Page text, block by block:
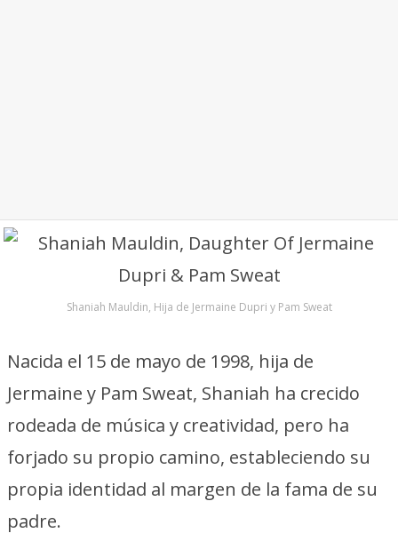
Shaniah Mauldin, Hija de Jermaine Dupri y Pam Sweat
Nacida el 15 de mayo de 1998, hija de
Jermaine y Pam Sweat, Shaniah ha crecido
rodeada de música y creatividad, pero ha
forjado su propio camino, estableciendo su
propia identidad al margen de la fama de su
padre.